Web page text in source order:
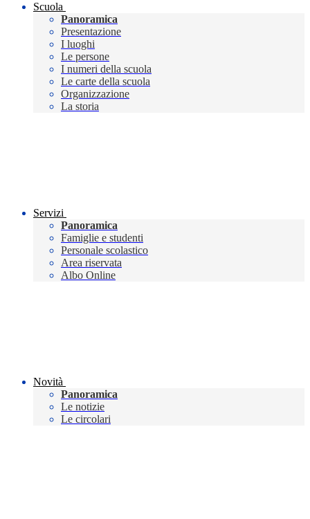
Scuola
Panoramica
Presentazione
I luoghi
Le persone
I numeri della scuola
Le carte della scuola
Organizzazione
La storia
Servizi
Panoramica
Famiglie e studenti
Personale scolastico
Area riservata
Albo Online
Novità
Panoramica
Le notizie
Le circolari